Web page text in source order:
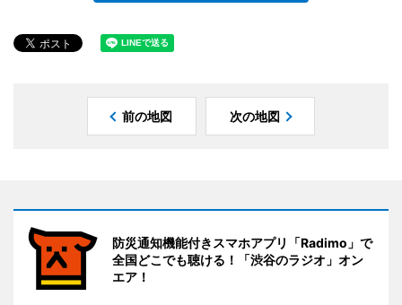
前の地図 次の地図
防災通知機能付きスマホアプリ「Radimo」で
全国どこでも聴ける！「渋谷のラジオ」オン
エア！